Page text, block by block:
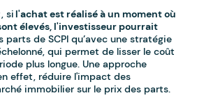
sil'achat est réalisé à un moment où
élevés, l'investisseur pourrait
parts de SCPI qu’avec une stratégie
qui permet de lisser le coût
plus longue. Une approche
effet, réduire l'impact des
immobilier sur le prix des parts.